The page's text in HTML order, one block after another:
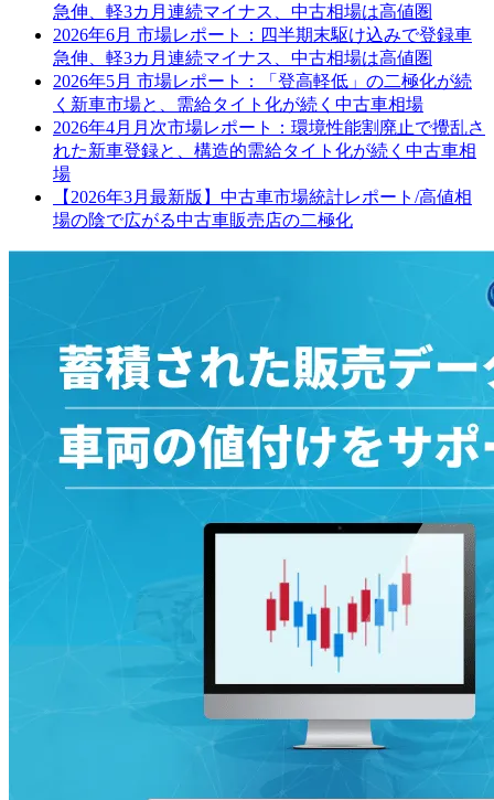
急伸、軽3カ月連続マイナス、中古相場は高値圏
2026年6月 市場レポート：四半期末駆け込みで登録車
急伸、軽3カ月連続マイナス、中古相場は高値圏
2026年5月 市場レポート：「登高軽低」の二極化が続
く新車市場と、需給タイト化が続く中古車相場
2026年4月月次市場レポート：環境性能割廃止で攪乱さ
れた新車登録と、構造的需給タイト化が続く中古車相
場
【2026年3月最新版】中古車市場統計レポート/高値相
場の陰で広がる中古車販売店の二極化